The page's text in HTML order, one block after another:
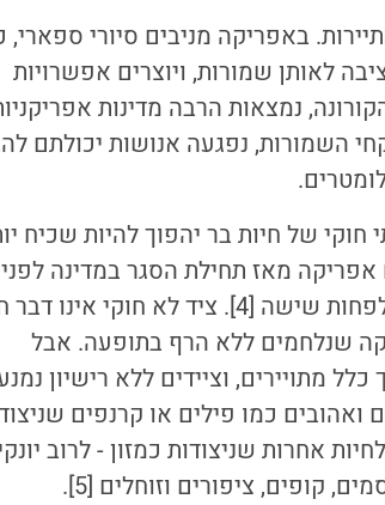
באפריקה מניבים סיורי ספארי,
לאותן שמורות, ויוצרים אפשרויות
נמצאות הרבה מדינות
השמורות, נפגעה אנושות יכולתם
של חיות בר יהפוך להיות שכיח
מאז תחילת הסגר במדינה לפני
שלושה שבועות בלבד. בבוטסואנה השכנה, ניצודו לפחות שישה [4]. ציד לא
שנלחמים ללא הרף בתופעה. אבל
מתויירים, וציידים ללא רישיון
כמו פילים או קרנפים
אחרות שניצודות כמזון - לרוב
קופים, ציפורים וזוחלים [5].